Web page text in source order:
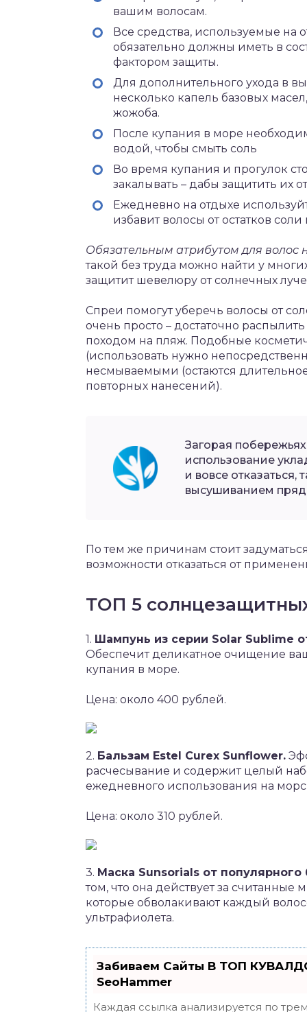
вашим волосам.
Все средства, используемые на
обязательно должны иметь в
фактором защиты.
Для дополнительного ухода в
несколько капель базовых
жожоба.
После купания в море
водой, чтобы смыть соль
Во время купания и прогулок
закалывать – дабы защитить их
Ежедневно на отдыхе
избавит волосы от остатков
Обязательным атрибутом для волос
такой без труда можно найти у
защитит шевелюру от солнечных
Спреи помогут уберечь волосы от
очень просто – достаточно
походом на пляж. Подобные
(использовать нужно
несмываемыми (остаются
повторных нанесений).
Загорая
использование
и вовсе
высушиванием
По тем же причинам стоит
возможности отказаться от
ТОП 5
1. Шампунь из серии Solar Sublime
Обеспечит деликатное очищение
купания в море.
Цена: около 400 рублей.
2. Бальзам Estel Curex Sunflower.
расчесывание и содержит целый
ежедневного использования на
Цена: около 310 рублей.
3. Маска Sunsorials от популярного
том, что она действует за
которые обволакивают каждый
ультрафиолета.
Забиваем Сайты В ТОП
SeoHammer
Каждая ссылка анализируется по